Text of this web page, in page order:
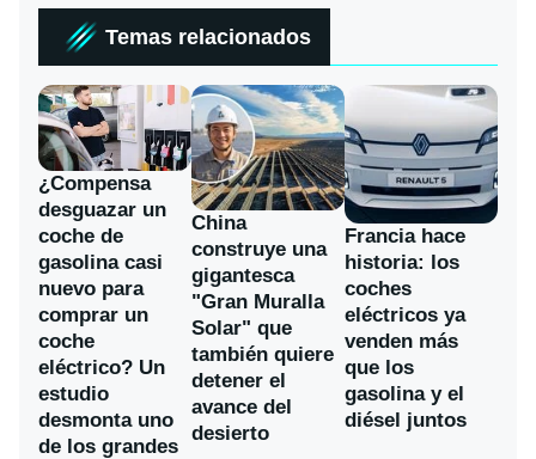
Temas relacionados
¿Compensa
desguazar un
coche de
gasolina casi
nuevo para
comprar un
coche
eléctrico? Un
estudio
desmonta uno
de los grandes
China
construye una
gigantesca
"Gran Muralla
Solar" que
también quiere
detener el
avance del
desierto
Francia hace
historia: los
coches
eléctricos ya
venden más
que los
gasolina y el
diésel juntos